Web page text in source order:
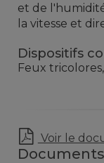
et de
la vitesse et
Dispositifs
Feux
Voir le